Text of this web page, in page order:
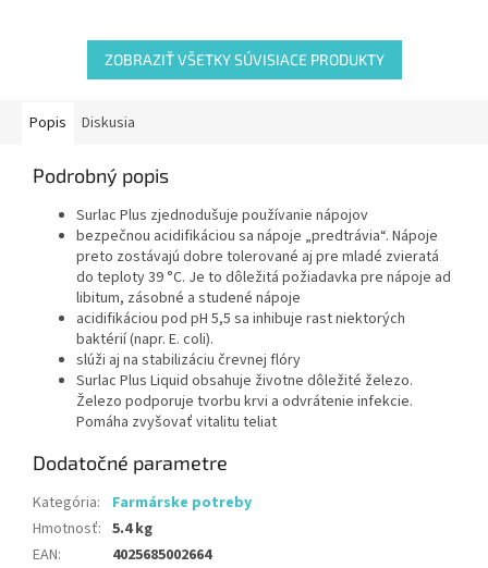
ZOBRAZIŤ VŠETKY SÚVISIACE PRODUKTY
Popis Diskusia
Podrobný popis
Surlac Plus zjednodušuje používanie nápojov
bezpečnou acidifikáciou sa nápoje „predtrávia“. Nápoje
preto zostávajú dobre tolerované aj pre mladé zvieratá
do teploty 39 °C. Je to dôležitá požiadavka pre nápoje ad
libitum, zásobné a studené nápoje
acidifikáciou pod pH 5,5 sa inhibuje rast niektorých
baktérií (napr. E. coli).
slúži aj na stabilizáciu črevnej flóry
Surlac Plus Liquid obsahuje životne dôležité železo.
Železo podporuje tvorbu krvi a odvrátenie infekcie.
Pomáha zvyšovať vitalitu teliat
Dodatočné parametre
Kategória:
Farmárske potreby
Hmotnosť: 5.4 kg
EAN: 4025685002664